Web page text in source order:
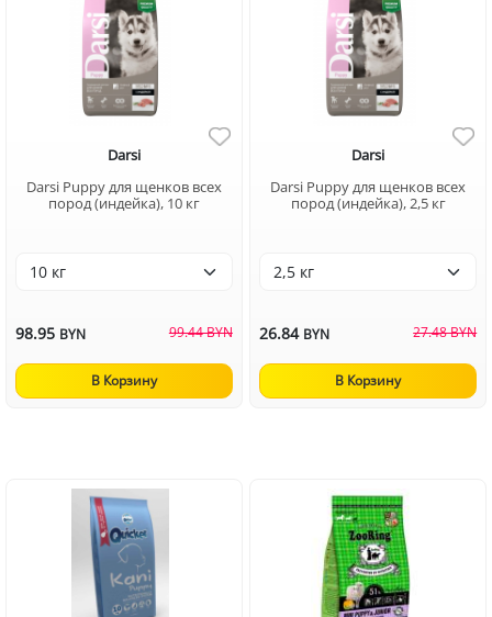
Darsi
Darsi Puppy для щенков всех
пород (индейка), 10 кг
98.95 BYN 99.44 BYN
В Корзину
Darsi
Darsi Puppy для щенков всех
пород (индейка), 2,5 кг
26.84 BYN 27.48 BYN
В Корзину